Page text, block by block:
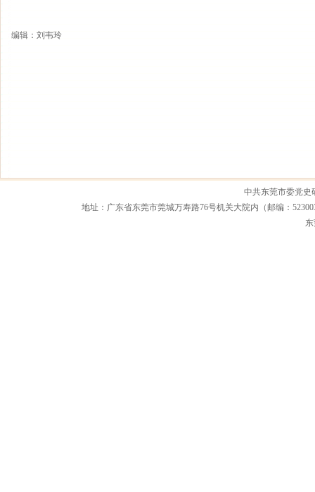
编辑：刘韦玲
中共东莞市委党史
地址：广东省东莞市莞城万寿路76号机关大院内（邮编：